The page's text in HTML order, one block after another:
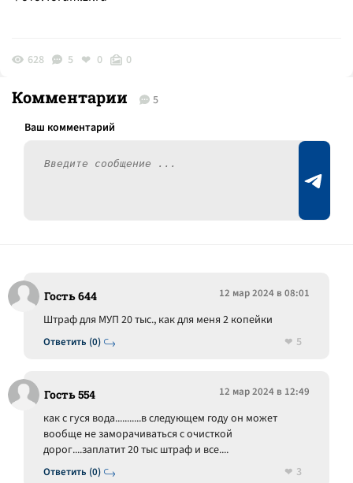
628 5 0 0
Комментарии 5
Гость 644 12 мар 2024 в 08:01
Ответить (0)
Штраф для МУП 20 тыс., как для меня 2 копейки
5
Гость 554 12 мар 2024 в 12:49
Ответить (0)
как с гуся вода...........в следующем году он может
вообще не заморачиваться с очисткой
дорог....заплатит 20 тыс штраф и все....
3